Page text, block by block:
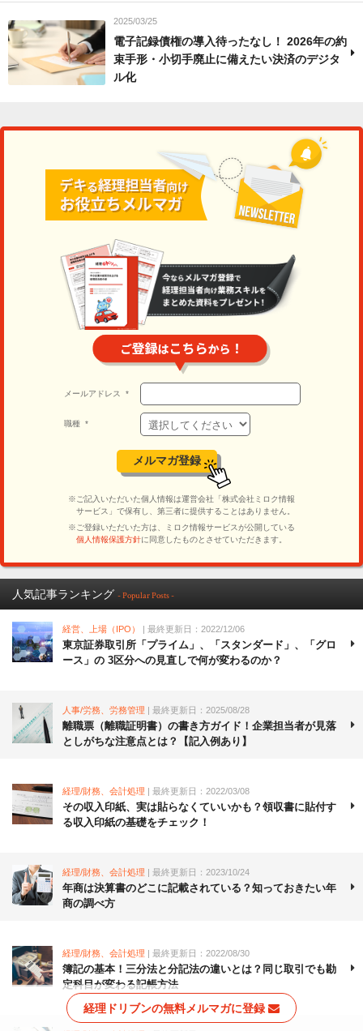
2025/03/25
電子記録債権の導入待ったなし！ 2026年の約
束手形・小切手廃止に備えたい決済のデジタ
ル化
人気記事ランキング - Popular Posts -
経営、上場（IPO） | 最終更新日：2022/12/06
東京証券取引所「プライム」、「スタンダード」、「グロ
ース」の 3区分への見直しで何が変わるのか？
人事/労務、労務管理 | 最終更新日：2025/08/28
離職票（離職証明書）の書き方ガイド！企業担当者が見落
としがちな注意点とは？【記入例あり】
経理/財務、会計処理 | 最終更新日：2022/03/08
その収入印紙、実は貼らなくていいかも？領収書に貼付す
る収入印紙の基礎をチェック！
経理/財務、会計処理 | 最終更新日：2023/10/24
年商は決算書のどこに記載されている？知っておきたい年
商の調べ方
経理/財務、会計処理 | 最終更新日：2022/08/30
簿記の基本！三分法と分記法の違いとは？同じ取引でも勘
定科目が変わる記帳方法
経理ドリブンの無料メルマガに登録